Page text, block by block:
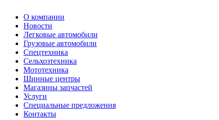
О компании
Новости
Легковые автомобили
Грузовые автомобили
Спецтехника
Сельхозтехника
Мототехника
Шинные центры
Магазины запчастей
Услуги
Специальные предложения
Контакты